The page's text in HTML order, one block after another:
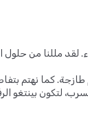
لأنها عرفت أن هناك طريقة أفضل
كما نهتم
لتكون بينتغو